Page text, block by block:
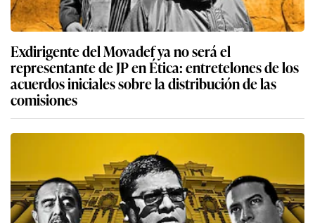
Exdirigente del Movadef ya no será el
representante de JP en Ética: entretelones de los
acuerdos iniciales sobre la distribución de las
comisiones